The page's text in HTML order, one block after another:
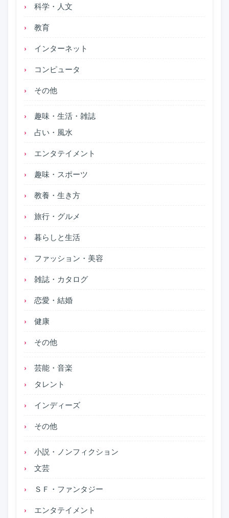
科学・人文
教育
インターネット
コンピュータ
その他
趣味・生活・雑誌
占い・風水
エンタテイメント
趣味・スポーツ
教養・生き方
旅行・グルメ
暮らしと生活
ファッション・美容
雑誌・カタログ
恋愛・結婚
健康
その他
芸能・音楽
タレント
インディーズ
その他
小説・ノンフィクション
文芸
ＳＦ・ファンタジー
エンタテイメント